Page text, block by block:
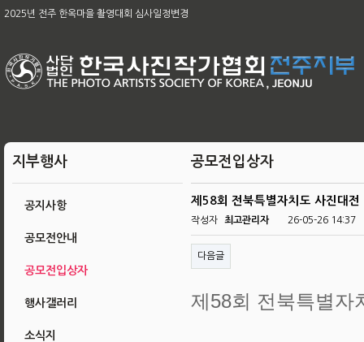
2025년 전주 한옥마을 촬영대회 심사일정변경
제58회 전북특별자치도 사진대전
제63회 전국회원작품 지상전 심사결과
[공지]2025 전주한옥마을촬영대회작품심사결과
지부행사
공지사항
공모전안내
공모전입상자
행사갤러리
소식지
공모전입상자
제58회 전북특별자치도 사진대전
작성자 최고관리자 26-05-26 14:37
다음글
제58회 전북특별자